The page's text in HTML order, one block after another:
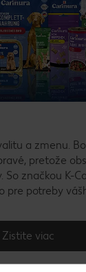
a zmenu.
pretože
So značkou K-
pre potreby
Zistite viac